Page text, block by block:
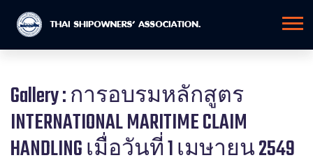
Gallery : การอบรมหลักสูตร
INTERNATIONAL MARITIME CLAIM
HANDLING เมื่อวันที่ 1 เมษายน 2549